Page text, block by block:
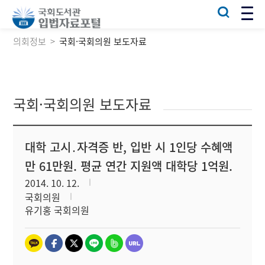
의회정보 국회·국회의원 보도자료
국회·국회의원 보도자료
대학 고시․자격증 반, 입반 시 1인당 수혜액
만 61만원. 평균 연간 지원액 대학당 1억원.
2014. 10. 12.
국회의원
유기홍 국회의원